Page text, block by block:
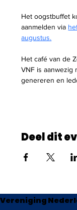
Het oogstbuffet
aanmelden via
augustus.
Het café van de
VNF is aanwezig
genereren en
Deel dit
Vereniging